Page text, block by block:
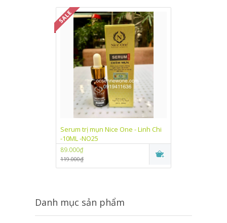
Serum trị mụn Nice One - Linh Chi
-10ML -NO25
89.000₫
119.000₫
Danh mục sản phẩm